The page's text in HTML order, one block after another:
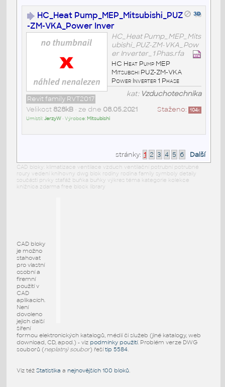
HC_Heat Pump_MEP_Mitsubishi_PUZ
-ZM-VKA_Power Inver
HC_Heat Pump_MEP_Mits
ubishi_PUZ-ZM-VKA_Pow
er Inverter_1 Phas.rfa
HC Heat Pump MEP
Mitsubishi PUZ-ZM-VKA
Power Inverter 1 Phase
kat: Vzduchotechnika
Revit family RVT2017
Staženo: 104x
Velikost 828kB• ze dne 08.05.2021
Umístil:JerzyW• Výrobce: Mitsubishi
stránky: 1 2 3 4 5 6 Další
CAD bloky: klimatizace ventilace vzduch ventilační potrubní potrubné
roury vedení knihovny dwg blok rodiny rodina family symboly detaily
součásti prvky stafáž buňka buňky výkres téma kategorie kolekce
knižnica zdarma free block library
CAD bloky
je možno
stahovat
pro vlastní
osobní a
firemní
použití v
CAD
aplikacích.
Není
dovoleno
jejich další
šíření
formou elektronických katalogů, médií či služeb (jiné katalogy, web
download, CD, apod.) - viz podmínky použití. Problém verze DWG
souborů (neplatný soubor) řešítip 5584.
Viz též Statistika a nejnovějších 100 bloků.